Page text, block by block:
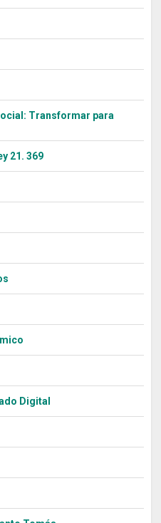
Transformar para
21. 369
Digital